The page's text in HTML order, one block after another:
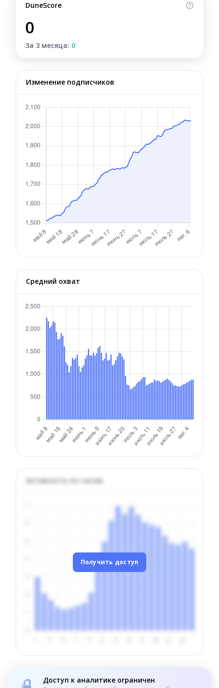
DuneScore
0
За 3 месяца: 0
Изменение подписчиков
Средний охват
Активность по часам
Получить доступ
Доступ к аналитике ограничен